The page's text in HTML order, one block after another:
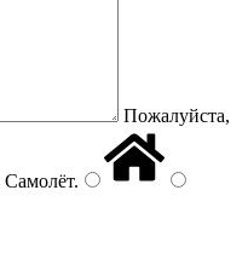
Пожалуйста,
Самолёт.